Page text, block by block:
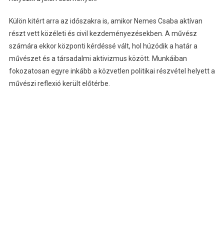
Külön kitért arra az időszakra is, amikor Nemes Csaba aktívan
részt vett közéleti és civil kezdeményezésekben. A művész
számára ekkor központi kérdéssé vált, hol húzódik a határ a
művészet és a társadalmi aktivizmus között. Munkáiban
fokozatosan egyre inkább a közvetlen politikai részvétel helyett a
művészi reflexió került előtérbe.